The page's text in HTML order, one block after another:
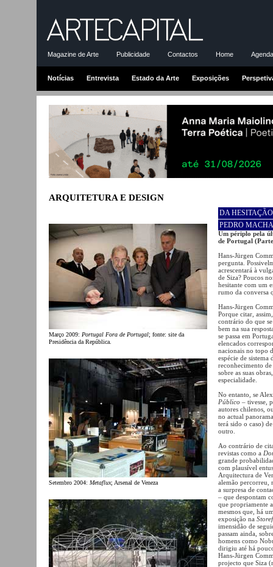
Magazine de Arte Publicidade Contactos Home
Notícias Entrevista Estado da Arte Exposições
ARQUITETURA E DESIGN
Março 2009: Portugal Fora de Portugal; fonte: site da
Presidência da República.
Setembro 2004: Metaflux; Arsenal de Veneza
DA
PEDRO
Um périplo pela
de Portugal
Hans-Jürgen
pergunta.
acrescentará à
de Siza? Poucos
hesitante com um
rumo da conversa
Hans-Jürgen
Porque citar,
contrário do que
bem na sua
se passa em
elencados
nacionais no topo
espécie de
reconhecimento
sobre as suas
especialidade.
No entanto, se
Público – tivesse,
autores chilenos,
no actual
terá sido o caso)
outro.
Ao contrário de
revistas como a
grande
com plausível
Arquitectura de
alemão percorreu,
a surpresa de
– que despontam
que propriamente
mesmos que, há
exposição na
imensidão de
passam ainda,
homens como
dirigiu até há
Hans-Jürgen
projecto que Siza